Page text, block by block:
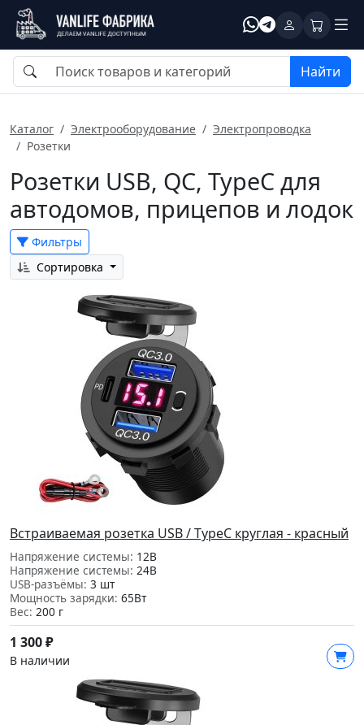
Найти
Каталог Электрооборудование
Электропроводка
Розетки
Розетки USB, QC, TypeC для
автодомов, прицепов и лодок
Фильтры
Сортировка
Встраиваемая розетка USB / TypeC круглая - красный
Напряжение системы: 12В
Напряжение системы: 24В
USB-разъёмы: 3 шт
Мощность зарядки: 65Вт
Вес: 200 г
1 300₽
В наличии